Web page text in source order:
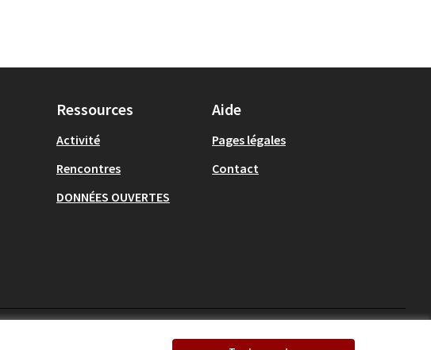
Ressources
Activité
Rencontres
DONNÉES OUVERTES
Aide
Pages légales
Contact